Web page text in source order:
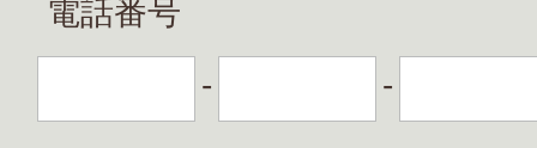
電話番号
-
-